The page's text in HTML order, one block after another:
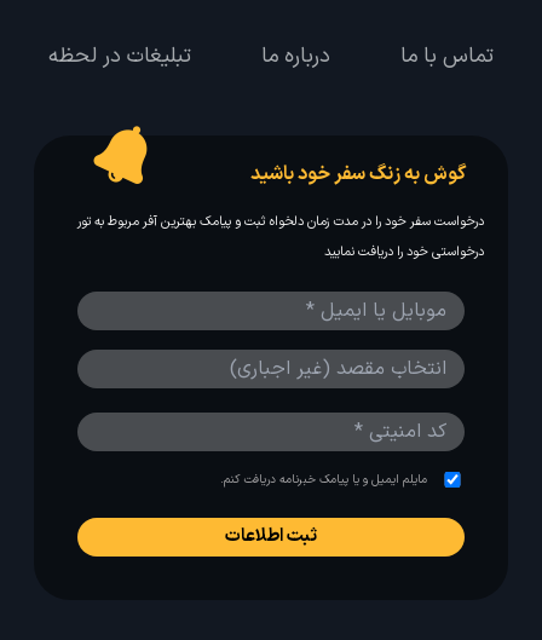
تماس با ما درباره ما تبلیغات در لحظه
گوش به زنگ سفر خود باشید
درخواست سفر خود را در مدت زمان دلخواه ثبت و پیامک بهترین آفر مربوط به تور
درخواستی خود را دریافت نمایید
مایلم ایمیل و یا پیامک خبرنامه دریافت کنم.